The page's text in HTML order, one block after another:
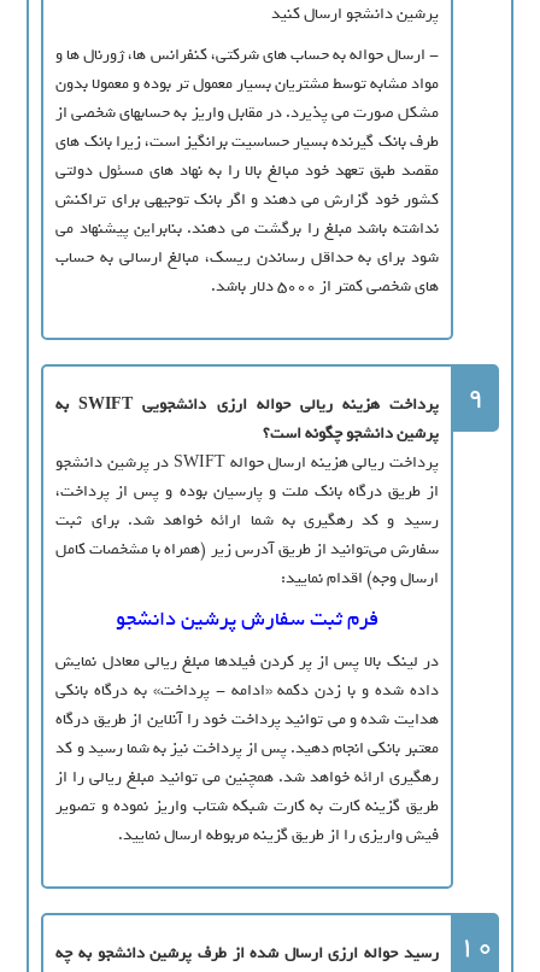
پرشین دانشجو ارسال کنيد
- ارسال حواله به حساب هاي شرکتی، کنفرانس ها، ژورنال ها و
مواد مشابه توسط مشتريان بسيار معمول تر بوده و معمولا بدون
مشکل صورت مي پذيرد. در مقابل واريز به حسابهاي شخصي از
طرف بانك گيرنده بسیار حساسيت برانگيز است، زيرا بانك هاي
مقصد طبق تعهد خود مبالغ بالا را به نهاد هاي مسئول دولتي
کشور خود گزارش مي دهند و اگر بانک توجيهي براي تراکنش
نداشته باشد مبلغ را برگشت مي دهند. بنابراین پیشنهاد مي
شود براي به حداقل رساندن ريسك، مبالغ ارسالي به حساب
هاي شخصي كمتر از 5000 دلار باشد.
9
پرداخت هزینه ریالی حواله ارزی دانشجویی SWIFT به
پرشین دانشجو چگونه است؟
پرداخت ریالی هزینه ارسال حواله SWIFT در پرشین دانشجو
از طریق درگاه بانک ملت و پارسیان بوده و پس از پرداخت،
رسید و کد رهگیری به شما ارائه خواهد شد. برای ثبت
سفارش می‌توانید از طریق آدرس زیر (همراه با مشخصات کامل
ارسال وجه) اقدام نمایید:
فرم ثبت سفارش پرشین دانشجو
در لینک بالا پس از پر کردن فیلدها مبلغ ریالی معادل نمایش
داده شده و با زدن دکمه «ادامه - پرداخت» به درگاه بانکی
هدایت شده و می توانید پرداخت خود را آنلاین از طریق درگاه
معتبر بانکی انجام دهید. پس از پرداخت نیز به شما رسید و کد
رهگیری ارائه خواهد شد. همچنین می توانید مبلغ ریالی را از
طریق گزینه کارت به کارت شبکه شتاب واریز نموده و تصویر
فیش واریزی را از طریق گزینه مربوطه ارسال نمایید.
10
رسید حواله ارزی ارسال شده از طرف پرشین دانشجو به چه